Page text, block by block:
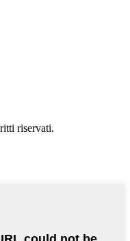
riservati.